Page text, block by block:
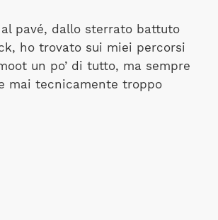
pavé, dallo sterrato battuto
ho trovato sui miei percorsi
un po’ di tutto, ma sempre
mai tecnicamente troppo